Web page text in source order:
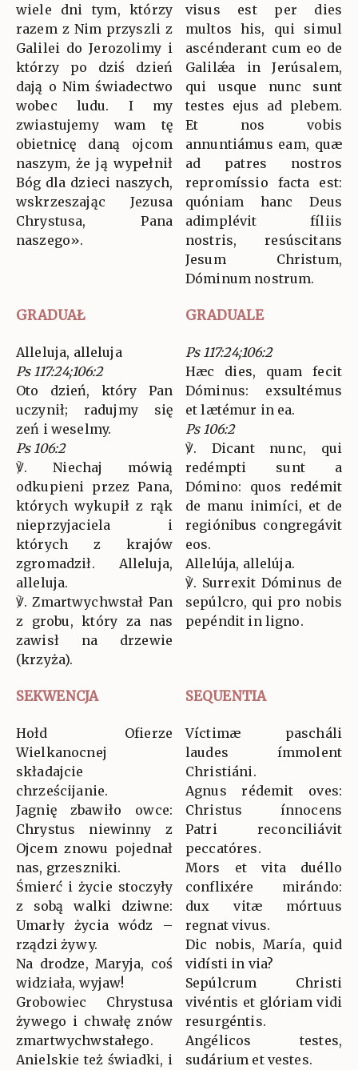
wiele dni tym, którzy
razem z Nim przyszli z
Galilei do Jerozolimy i
którzy po dziś dzień
dają o Nim świadectwo
wobec ludu. I my
zwiastujemy wam tę
obietnicę daną ojcom
naszym, że ją wypełnił
Bóg dla dzieci naszych,
wskrzeszając Jezusa
Chrystusa, Pana
naszego».
visus est per dies
multos his, qui simul
ascénderant cum eo de
Galilǽa in Jerúsalem,
qui usque nunc sunt
testes ejus ad plebem.
Et nos vobis
annuntiámus eam, quæ
ad patres nostros
repromíssio facta est:
quóniam hanc Deus
adimplévit fíliis
nostris, resúscitans
Jesum Christum,
Dóminum nostrum.
GRADUAŁ GRADUALE
Alleluja, alleluja
Ps 117:24;106:2
Oto dzień, który Pan
uczynił; radujmy się
zeń i weselmy.
Ps 106:2
℣. Niechaj mówią
odkupieni przez Pana,
których wykupił z rąk
nieprzyjaciela i
których z krajów
zgromadził. Alleluja,
alleluja.
℣. Zmartwychwstał Pan
z grobu, który za nas
zawisł na drzewie
(krzyża).
Ps 117:24;106:2
Hæc dies, quam fecit
Dóminus: exsultémus
et lætémur in ea.
Ps 106:2
℣. Dicant nunc, qui
redémpti sunt a
Dómino: quos redémit
de manu inimíci, et de
regiónibus congregávit
eos.
Allelúja, allelúja.
℣. Surrexit Dóminus de
sepúlcro, qui pro nobis
pepéndit in ligno.
SEKWENCJA SEQUENTIA
Hołd Ofierze
Wielkanocnej
składajcie
chrześcijanie.
Jagnię zbawiło owce:
Chrystus niewinny z
Ojcem znowu pojednał
nas, grzeszniki.
Śmierć i życie stoczyły
z sobą walki dziwne:
Umarły życia wódz –
rządzi żywy.
Na drodze, Maryja, coś
widziała, wyjaw!
Grobowiec Chrystusa
żywego i chwałę znów
zmartwychwstałego.
Anielskie też świadki, i
Víctimæ pascháli
laudes ímmolent
Christiáni.
Agnus rédemit oves:
Christus ínnocens
Patri reconciliávit
peccatóres.
Mors et vita duéllo
conflixére mirándo:
dux vitæ mórtuus
regnat vivus.
Dic nobis, María, quid
vidísti in via?
Sepúlcrum Christi
vivéntis et glóriam vidi
resurgéntis.
Angélicos testes,
sudárium et vestes.